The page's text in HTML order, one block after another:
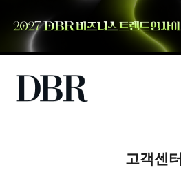
고객센터